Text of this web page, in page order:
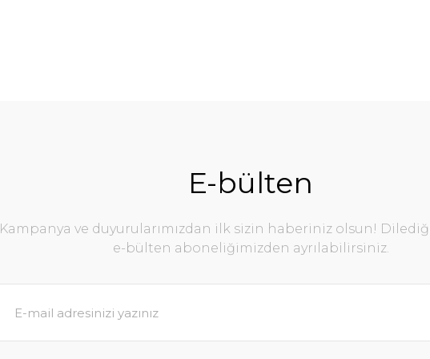
E-bülten
Kampanya ve duyurularımızdan ilk sizin haberiniz olsun!
e-bülten aboneliğimizden ayrılabilirsiniz.